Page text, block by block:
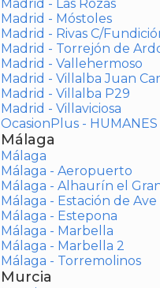
Madrid - Las Rozas
Madrid - Móstoles
Madrid - Rivas C/
Madrid - Torrejón de
Madrid - Vallehermoso
Madrid - Villalba Juan
Madrid - Villalba P29
Madrid - Villaviciosa
OcasionPlus - HUMANES
Málaga
Málaga
Málaga - Aeropuerto
Málaga - Alhaurín el
Málaga - Estación de
Málaga - Estepona
Málaga - Marbella
Málaga - Marbella 2
Málaga - Torremolinos
Murcia